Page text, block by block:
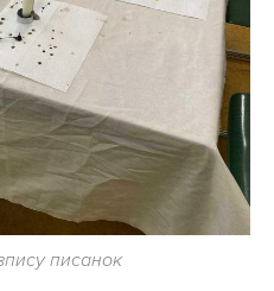
писанок